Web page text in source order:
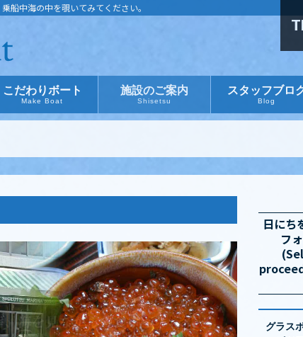
船中海の中を覗いてみてください。
こだわりボート
Make Boat
施設のご案内
Shisetsu
スタッフブロ
Blog
日にち
フ
グラス